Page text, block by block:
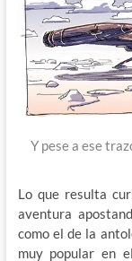
Y pese a ese
Lo que resulta
aventura
como el de la
muy popular en